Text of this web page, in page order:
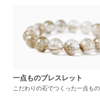
一点ものブレスレット
こだわりの石でつくった一点も